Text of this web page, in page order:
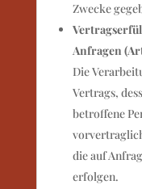
Zwecke
Anfragen
Die
Vertrags,
betroffene
die auf
erfolgen.